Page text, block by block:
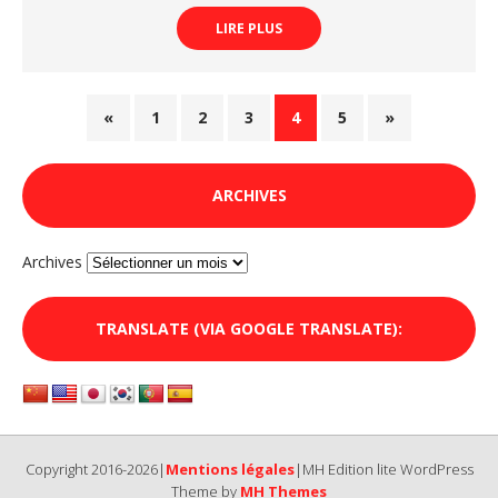
LIRE PLUS
« 1 2 3 4 5 »
ARCHIVES
Archives
TRANSLATE (VIA GOOGLE TRANSLATE):
Copyright 2016-2026| Mentions légales|MH Edition lite WordPress
Theme by MH Themes